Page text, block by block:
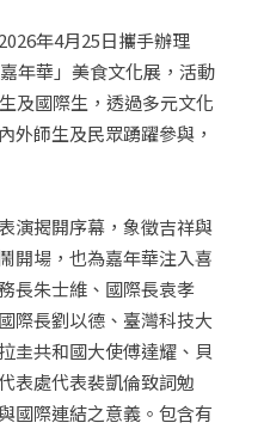
年4月25日攜手辦理
年華」美食文化展，活動
及國際生，透過多元文化
外師生及民眾踴躍參與，
演揭開序幕，象徵吉祥與
開場，也為嘉年華注入喜
長朱士維、國際長袁孝
際長劉以德、臺灣科技大
圭共和國大使傅達耀、貝
表處代表裴凱倫致詞勉
國際連結之意義。包含有